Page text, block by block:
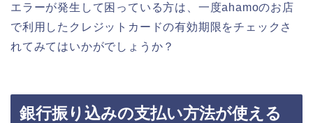
エラーが発生して困っている方は、一度ahamoのお店
で利用したクレジットカードの有効期限をチェックさ
れてみてはいかがでしょうか？
銀行振り込みの支払い方法が使える